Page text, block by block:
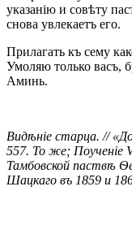
указанію и совѣту
снова увлекаетъ его.
Прилагать къ сему
Умоляю только васъ,
Аминь.
Видѣніе старца. //
557. То же; Поученіе
Тамбовской паствѣ
Шацкаго въ 1859 и